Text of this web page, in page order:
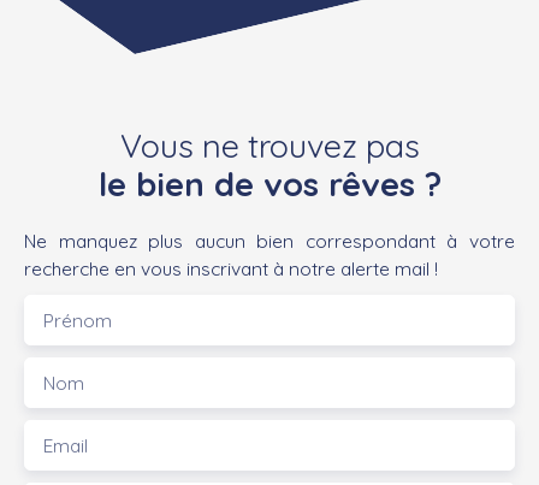
Vous ne trouvez pas
le bien de vos rêves ?
Ne manquez plus aucun bien correspondant à votre
recherche en vous inscrivant à notre alerte mail !
Prénom
Nom
Email